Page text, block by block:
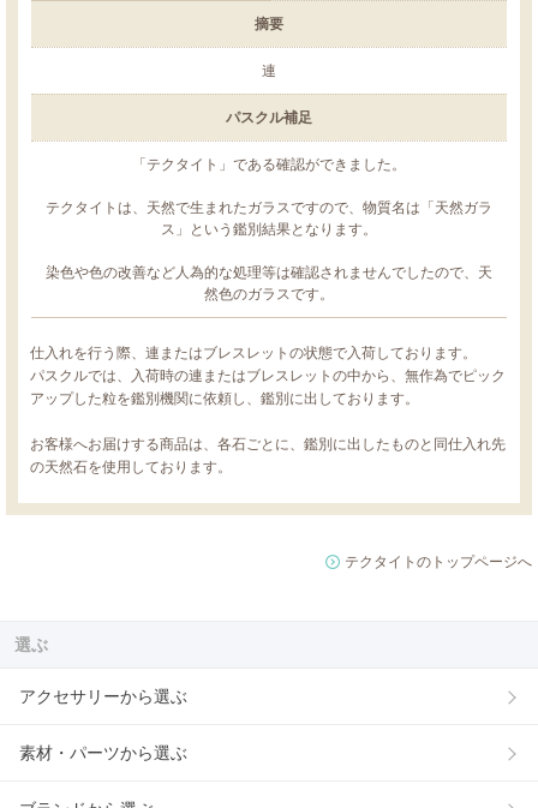
摘要
連
パスクル補足
「テクタイト」である確認ができました。
テクタイトは、天然で生まれたガラスですので、物質名は「天然ガラ
ス」という鑑別結果となります。
染色や色の改善など人為的な処理等は確認されませんでしたので、天
然色のガラスです。
仕入れを行う際、連またはブレスレットの状態で入荷しております。
パスクルでは、入荷時の連またはブレスレットの中から、無作為でピック
アップした粒を鑑別機関に依頼し、鑑別に出しております。
お客様へお届けする商品は、各石ごとに、鑑別に出したものと同仕入れ先
の天然石を使用しております。
テクタイトのトップページへ
選ぶ
アクセサリーから選ぶ
素材・パーツから選ぶ